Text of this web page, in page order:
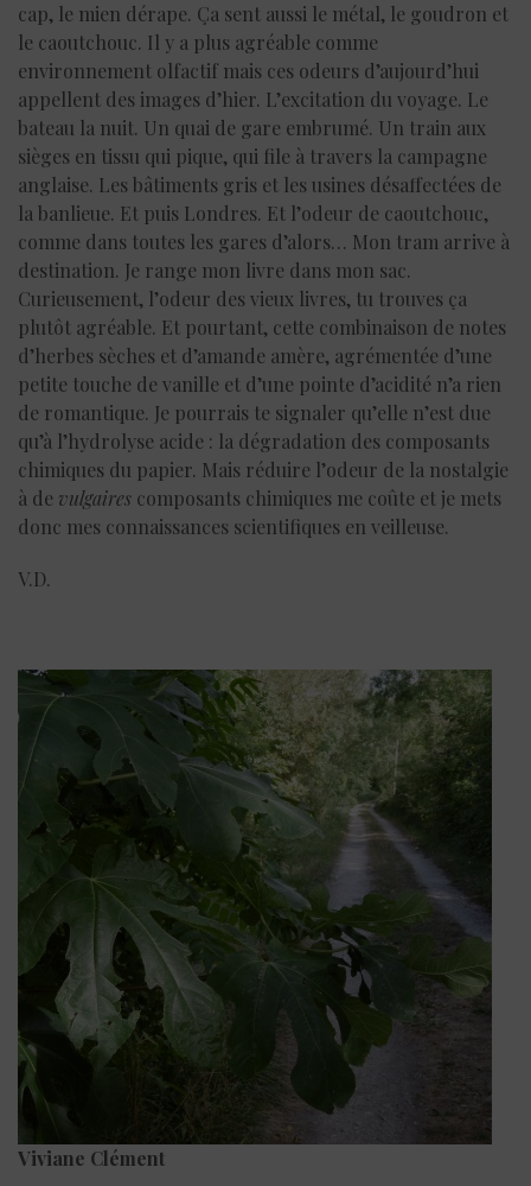
cap, le mien dérape. Ça sent aussi le métal, le goudron et
le caoutchouc. Il y a plus agréable comme
environnement olfactif mais ces odeurs d’aujourd’hui
appellent des images d’hier. L’excitation du voyage. Le
bateau la nuit. Un quai de gare embrumé. Un train aux
sièges en tissu qui pique, qui file à travers la campagne
anglaise. Les bâtiments gris et les usines désaffectées de
la banlieue. Et puis Londres. Et l’odeur de caoutchouc,
comme dans toutes les gares d’alors… Mon tram arrive à
destination. Je range mon livre dans mon sac.
Curieusement, l’odeur des vieux livres, tu trouves ça
plutôt agréable. Et pourtant, cette combinaison de notes
d’herbes sèches et d’amande amère, agrémentée d’une
petite touche de vanille et d’une pointe d’acidité n’a rien
de romantique. Je pourrais te signaler qu’elle n’est due
qu’à l’hydrolyse acide : la dégradation des composants
chimiques du papier. Mais réduire l’odeur de la nostalgie
à de vulgaires composants chimiques me coûte et je mets
donc mes connaissances scientifiques en veilleuse.
V.D.
Viviane Clément